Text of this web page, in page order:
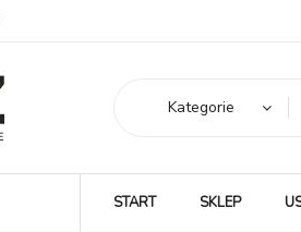
Kategorie
START SKLEP